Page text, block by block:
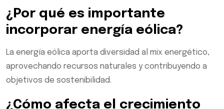
¿Por qué es importante
incorporar energía eólica?
La energía eólica aporta diversidad al mix energético,
aprovechando recursos naturales y contribuyendo a
objetivos de sostenibilidad.
¿Cómo afecta el crecimiento